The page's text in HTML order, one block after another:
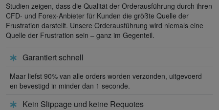
Studien zeigen, dass die Qualität der Orderausführung durch ihren
CFD- und Forex-Anbieter für Kunden die größte Quelle der
Frustration darstellt. Unsere Orderausführung wird niemals eine
Quelle der Frustration sein – ganz im Gegenteil.
Garantiert schnell
Maar liefst 90% van alle orders worden verzonden, uitgevoerd
en bevestigd in minder dan 1 seconde.
Kein Slippage und keine Requotes